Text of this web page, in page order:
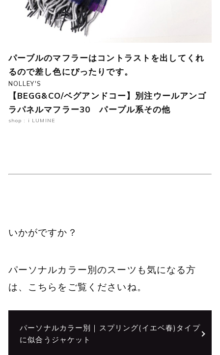
パーブルのマフラーはコントラストを出してくれ
るので差し色にぴったりです。
NOLLEY'S
【BEGG&CO/ベグアンドコー】別注ウールアンゴ
ラパネルマフラー30 パープル系その他
shop : i LUMINE
いかがですか？
パーソナルカラー別のスーツも気になる方
は、こちらをご覧くださいね。
パーソナルカラー別｜スプリング(イエベ春)タイプ
に似合うジャケット